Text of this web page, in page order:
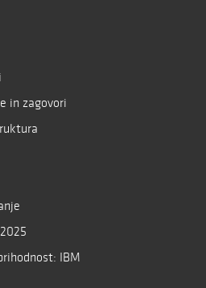
in zagovori
IBM